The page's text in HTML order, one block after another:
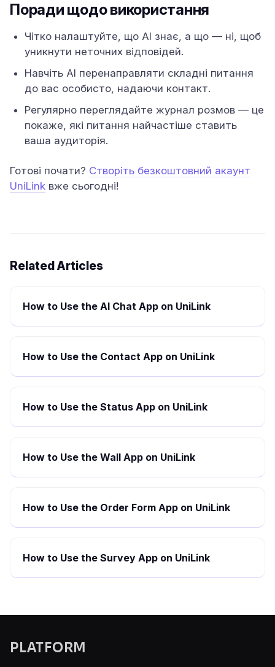
Поради щодо використання
Чітко налаштуйте, що AI знає, а що — ні, щоб
уникнути неточних відповідей.
Навчіть AI перенаправляти складні питання
до вас особисто, надаючи контакт.
Регулярно переглядайте журнал розмов — це
покаже, які питання найчастіше ставить
ваша аудиторія.
Готові почати? Створіть безкоштовний акаунт
UniLink вже сьогодні!
Related Articles
How to Use the AI Chat App on UniLink
How to Use the Contact App on UniLink
How to Use the Status App on UniLink
How to Use the Wall App on UniLink
How to Use the Order Form App on UniLink
How to Use the Survey App on UniLink
PLATFORM